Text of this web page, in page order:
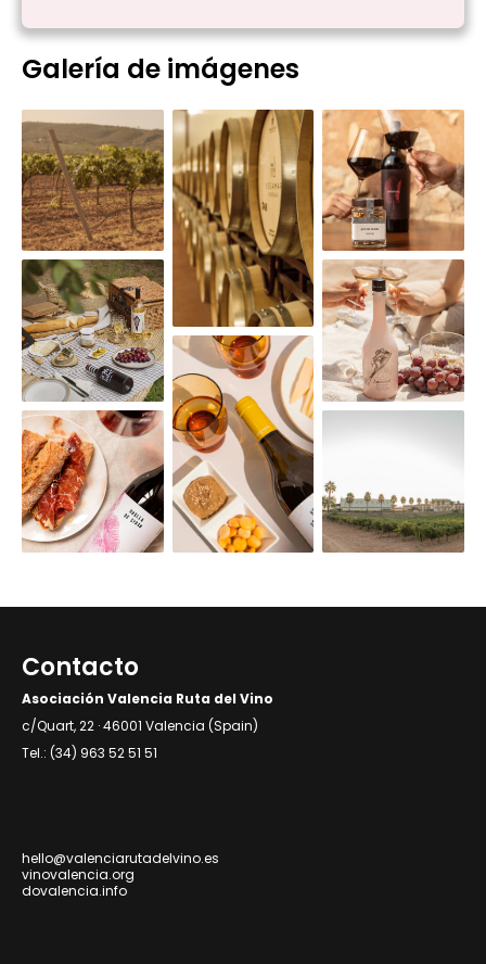
Galería de imágenes
Contacto
Asociación Valencia Ruta del Vino
c/Quart, 22 · 46001 Valencia (Spain)
Tel.: (34) 963 52 51 51
hello@valenciarutadelvino.es
vinovalencia.org
dovalencia.info